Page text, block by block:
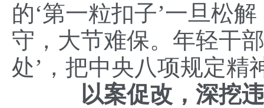
的‘第一粒扣子’一旦松
守，大节难保。年轻干
处’，把中央八项规定精
以案促改，深挖